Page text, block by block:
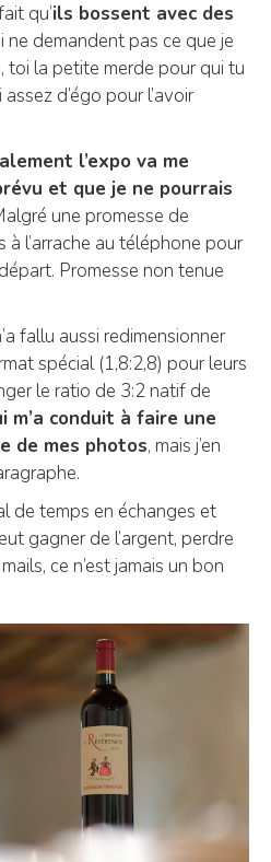
qu’ils bossent avec des
ne demandent pas ce que je
toi la petite merde pour qui tu
d’égo pour l’avoir
l’expo va me
et que je ne pourrais
une promesse de
l’arrache au téléphone pour
Promesse non tenue
fallu aussi redimensionner
spécial (1,8:2,8) pour leurs
le ratio de 3:2 natif de
m’a conduit à faire une
de mes photos, mais j’en
de temps en échanges et
gagner de l’argent, perdre
ce n’est jamais un bon